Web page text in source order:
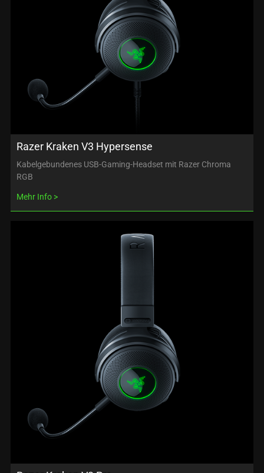
Razer Kraken V3 Hypersense
Kabelgebundenes USB-Gaming-Headset mit Razer Chroma
RGB
Mehr Info